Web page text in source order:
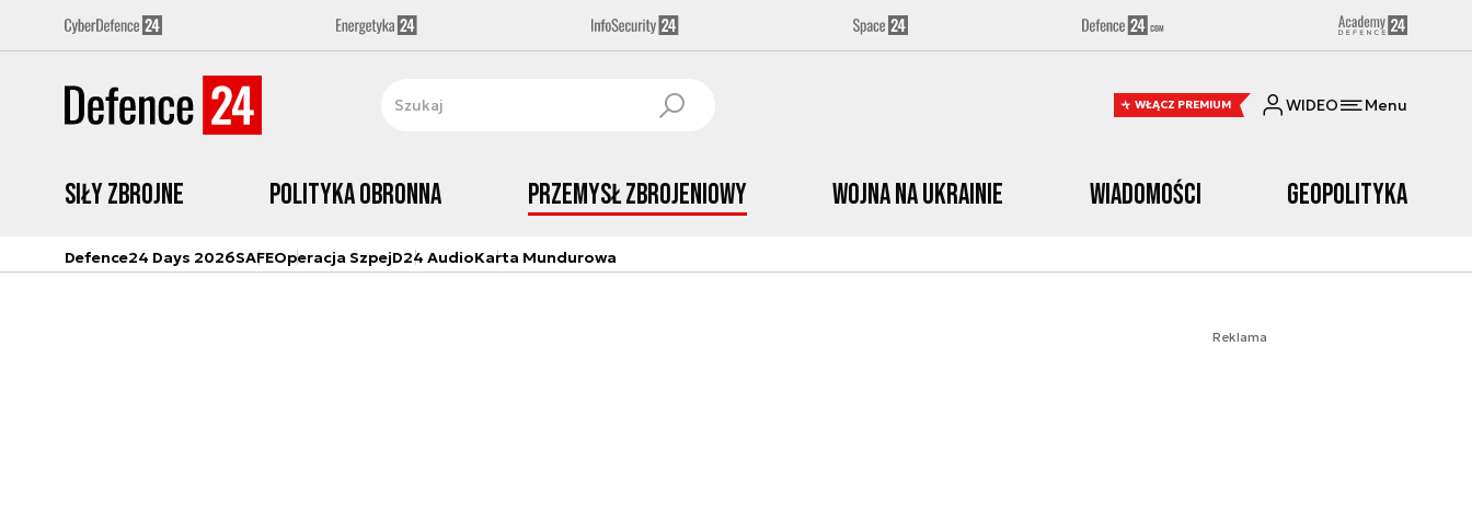
WŁĄCZ PREMIUM WIDEO Menu
Siły zbrojne Polityka obronna Przemysł Zbrojeniowy Wojna na Ukrainie Wiadomości Geopolityka
Defence24 Days 2026SAFEOperacja SzpejD24 AudioKarta Mundurowa
Reklama